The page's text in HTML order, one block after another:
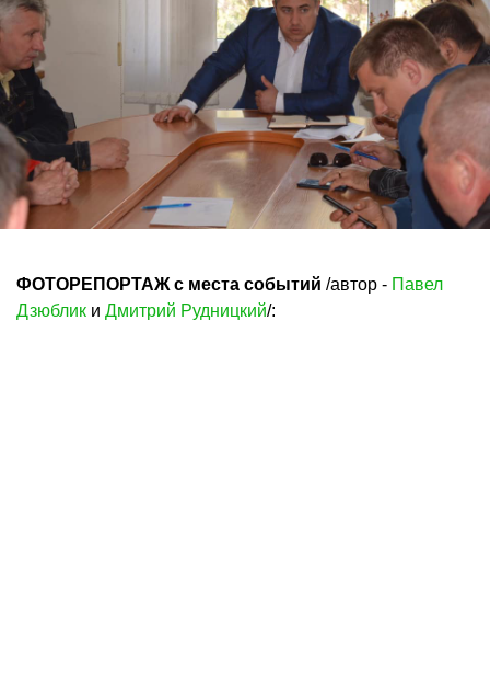
ФОТОРЕПОРТАЖ с места событий /автор - Павел
Дзюблик и Дмитрий Рудницкий/: